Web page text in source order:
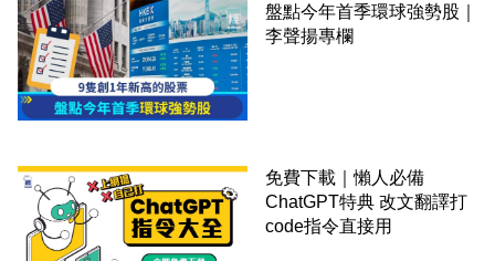
盤點今年首季環球強勢股｜
李聲揚專欄
免費下載｜懶人必備
ChatGPT特典 改文翻譯打
code指令直接用